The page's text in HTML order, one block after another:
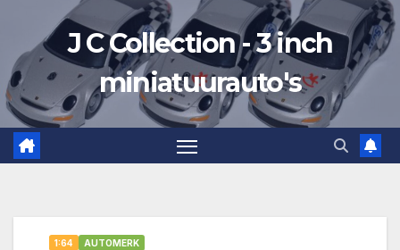
de
inhoud
J C Collection - 3 inch
miniatuurauto's
1:64 AUTOMERK